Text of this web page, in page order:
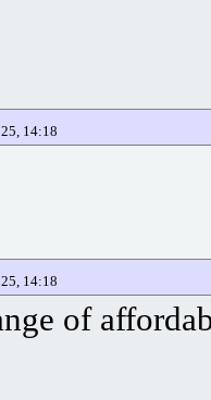
14:18
14:18
of